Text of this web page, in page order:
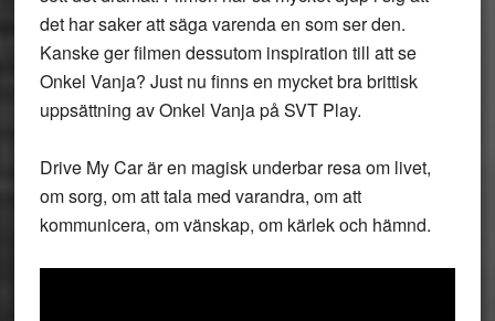
det har saker att säga varenda en som ser den.
Kanske ger filmen dessutom inspiration till att se
Onkel Vanja? Just nu finns en mycket bra brittisk
uppsättning av Onkel Vanja på SVT Play.
Drive My Car är en magisk underbar resa om livet,
om sorg, om att tala med varandra, om att
kommunicera, om vänskap, om kärlek och hämnd.